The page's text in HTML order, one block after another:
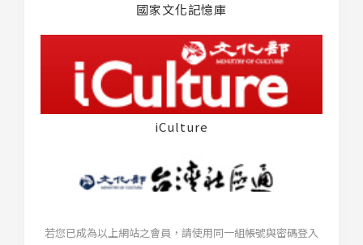
國家文化記憶庫
iCulture
若您已成為以上網站之會員，請使用同一組帳號與密碼登入